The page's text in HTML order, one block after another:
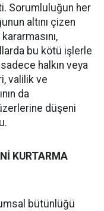
Sorumluluğun her
altını çizen
bu kötü işlerle
halkın veya
valilik ve
da
düşeni
KURTARMA
bütünlüğü